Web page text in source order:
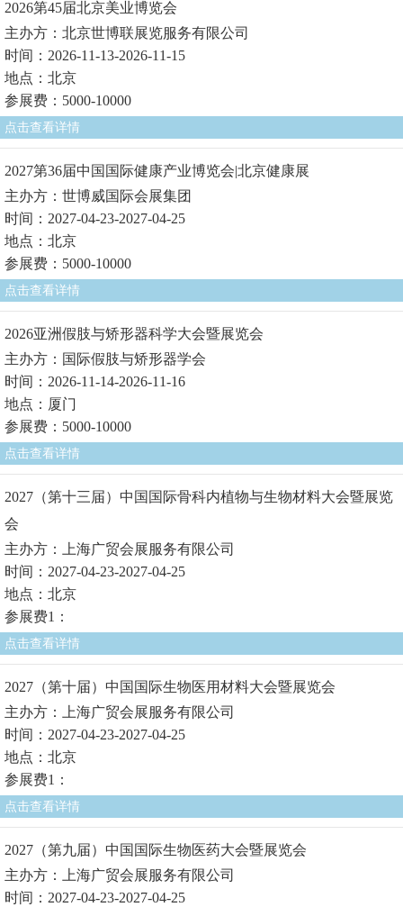
2026第45届北京美业博览会
主办方：北京世博联展览服务有限公司
时间：2026-11-13-2026-11-15
地点：北京
参展费：5000-10000
点击查看详情
2027第36届中国国际健康产业博览会|北京健康展
主办方：世博威国际会展集团
时间：2027-04-23-2027-04-25
地点：北京
参展费：5000-10000
点击查看详情
2026亚洲假肢与矫形器科学大会暨展览会
主办方：国际假肢与矫形器学会
时间：2026-11-14-2026-11-16
地点：厦门
参展费：5000-10000
点击查看详情
2027（第十三届）中国国际骨科内植物与生物材料大会暨展览
会
主办方：上海广贸会展服务有限公司
时间：2027-04-23-2027-04-25
地点：北京
参展费1：
点击查看详情
2027（第十届）中国国际生物医用材料大会暨展览会
主办方：上海广贸会展服务有限公司
时间：2027-04-23-2027-04-25
地点：北京
参展费1：
点击查看详情
2027（第九届）中国国际生物医药大会暨展览会
主办方：上海广贸会展服务有限公司
时间：2027-04-23-2027-04-25